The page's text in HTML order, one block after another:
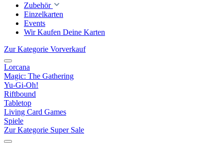
Zubehör
Einzelkarten
Events
Wir Kaufen Deine Karten
Zur Kategorie Vorverkauf
Lorcana
Magic: The Gathering
Yu-Gi-Oh!
Riftbound
Tabletop
Living Card Games
Spiele
Zur Kategorie Super Sale